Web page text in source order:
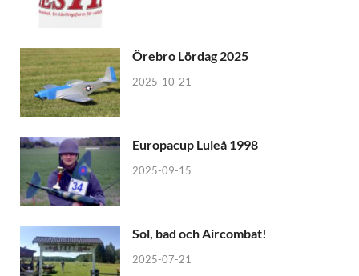
Örebro Lördag 2025
2025-10-21
Europacup Luleå 1998
2025-09-15
Sol, bad och Aircombat!
2025-07-21